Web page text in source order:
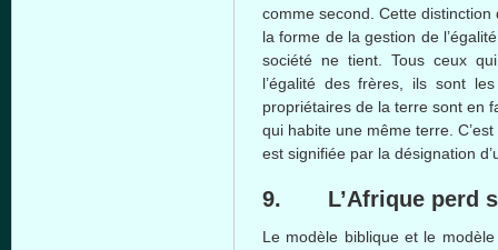
comme second. Cette
la forme de la gestion de
société ne tient. Tous ceux
l’égalité des frères, ils sont
propriétaires de la terre sont en
qui habite une même terre.
est signifiée par la désignation
9. L’Afrique perd
Le modèle biblique et le